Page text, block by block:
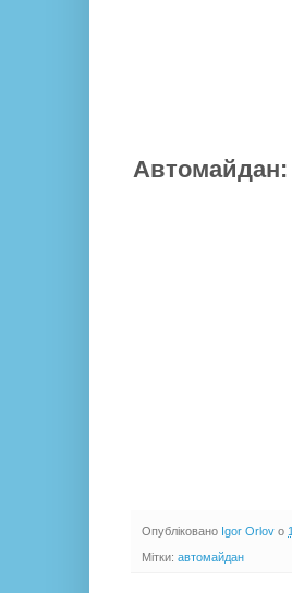
Опубліковано Igor Orlov о
Мітки: автомайдан